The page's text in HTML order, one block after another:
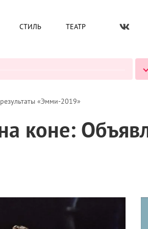
СТИЛЬ ТЕАТР
«Эмми-2019»
коне: